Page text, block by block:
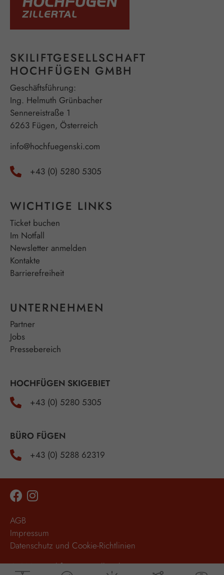
SKILIFTGESELLSCHAFT
HOCHFÜGEN GMBH
Geschäftsführung:
Ing. Helmuth Grünbacher
Sennereistraße 1
6263 Fügen, Österreich
info@hochfuegenski.com
+43 (0) 5280 5305
WICHTIGE LINKS
Ticket buchen
Im Notfall
Newsletter anmelden
Kontakte
Barrierefreiheit
UNTERNEHMEN
Partner
Jobs
Pressebereich
HOCHFÜGEN SKIGEBIET
+43 (0) 5280 5305
BÜRO FÜGEN
+43 (0) 5288 62319
© 2026 Hochfügen im Zillertal,
AGB
Impressum
Datenschutz und Cookie-Richtlinien